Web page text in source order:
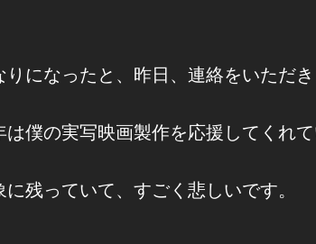
になったと、昨日、連絡をいただき
僕の実写映画製作を応援してくれて
残っていて、すごく悲しいです。